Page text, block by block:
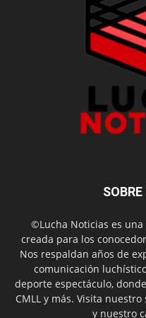
©Lucha Noticias es
creada para los
Nos respaldan años de
comunicación
deporte espectáculo,
CMLL y más. Visita
y nuestro